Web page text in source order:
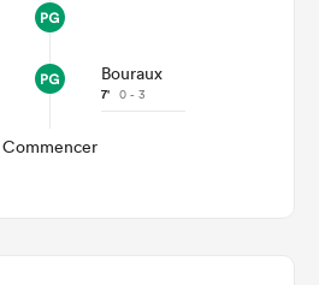
Bouraux
7' 0 - 3
Commencer